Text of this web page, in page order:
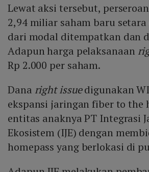
Lewat aksi tersebut,
2,94 miliar saham baru setara
dari modal ditempatkan dan
Adapun harga pelaksanaan
Rp 2.000 per saham.
Dana right issuedigunakan
ekspansi jaringan fiber to the
entitas anaknya PT Integrasi
Ekosistem (IJE) dengan
homepass yang berlokasi di